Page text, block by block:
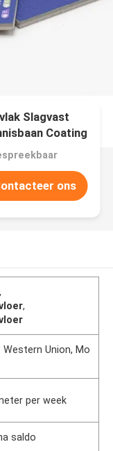
Slagvast
Coating
Stadion
Export
ons
,
,
Western Union, Mo
per week
saldo